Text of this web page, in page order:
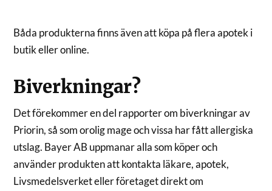
Båda produkterna finns även att köpa på flera apotek i
butik eller online.
Biverkningar?
Det förekommer en del rapporter om biverkningar av
Priorin, så som orolig mage och vissa har fått allergiska
utslag. Bayer AB uppmanar alla som köper och
använder produkten att kontakta läkare, apotek,
Livsmedelsverket eller företaget direkt om